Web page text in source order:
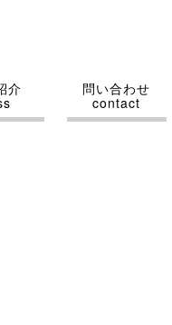
介
問い合わせ
contact